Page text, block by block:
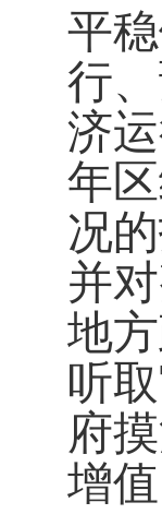
平
行
济
年
况
并
地
听
府
增值